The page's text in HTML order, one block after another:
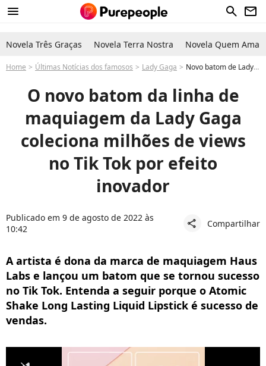
menu search newsletter
Novela Três Graças Novela Terra Nostra Novela Quem Ama
Home Últimas Notícias dos famosos Lady Gaga Novo batom de Lady Gaga com efeito inédito viraliza no Tik Tok: você precisa conhecer essa maquiagem!
O novo batom da linha de
maquiagem da Lady Gaga
coleciona milhões de views
no Tik Tok por efeito
inovador
Publicado em 9 de agosto de 2022 às
10:42
share Compartilhar
A artista é dona da marca de maquiagem Haus
Labs e lançou um batom que se tornou sucesso
no Tik Tok. Entenda a seguir porque o Atomic
Shake Long Lasting Liquid Lipstick é sucesso de
vendas.